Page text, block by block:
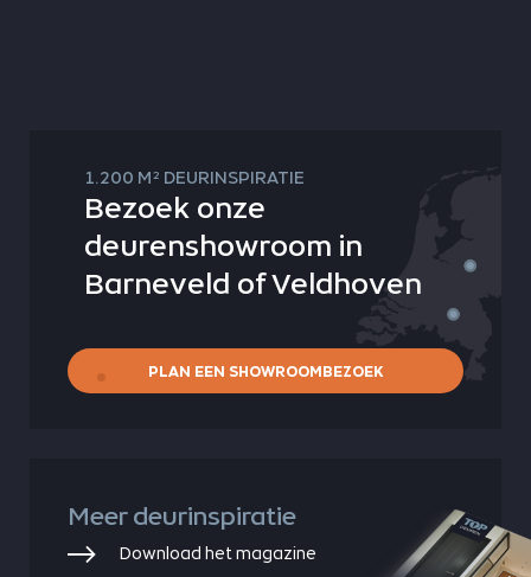
Meer deurinspiratie
Download het magazine
1.200 M2 DEURINSPIRATIE
Bezoek onze
deurenshowroom in
Barneveld of Veldhoven
PLAN EEN SHOWROOMBEZOEK